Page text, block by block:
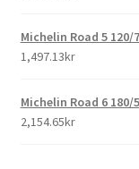
Michelin Road 5 120/
1,497.13kr
Michelin Road 6 180/
2,154.65kr